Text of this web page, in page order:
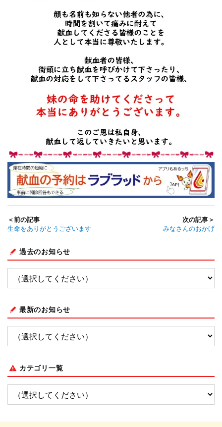
＜前の記事
生命をありがとうございます
次の記事＞
みなさんのおかげ
過去のお知らせ
最新のお知らせ
カテゴリ一覧